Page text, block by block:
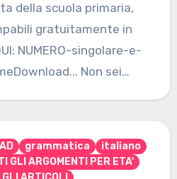
della scuola primaria,
gratuitamente in
NUMERO-singolare-e-
Non sei
grammatica
italiano
GLI ARGOMENTI PER ETA'